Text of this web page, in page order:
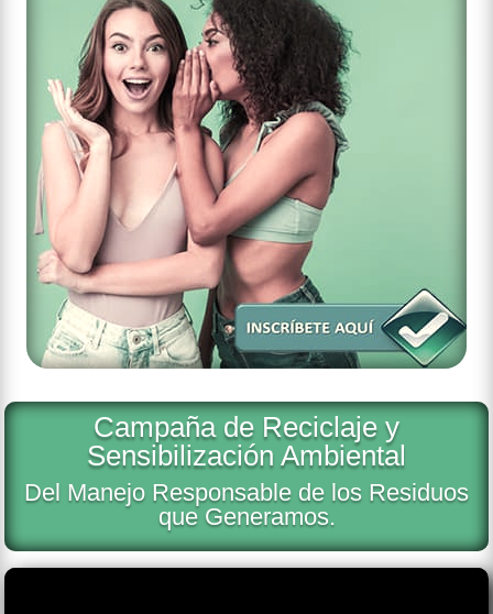
Campaña de Reciclaje y
Sensibilización Ambiental
Del Manejo Responsable de los Residuos
que Generamos.